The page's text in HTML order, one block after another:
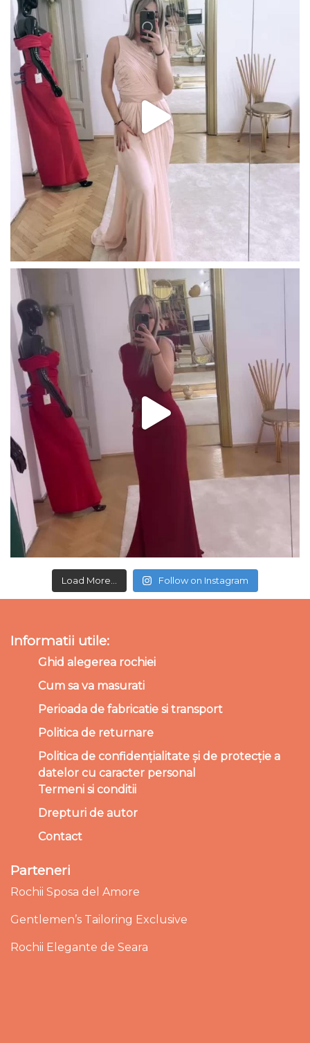
Load More... Follow on Instagram
Informatii utile:
Ghid alegerea rochiei
Cum sa va masurati
Perioada de fabricatie si transport
Politica de returnare
Politica de confidențialitate și de protecție a
datelor cu caracter personal
Termeni si conditii
Drepturi de autor
Contact
Parteneri
Rochii Sposa del Amore
Gentlemen’s Tailoring Exclusive
Rochii Elegante de Seara